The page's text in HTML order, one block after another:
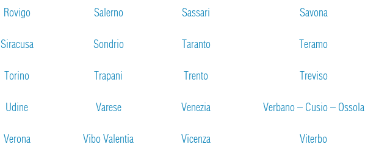
Rovigo Salerno Sassari Savona
Siracusa Sondrio Taranto Teramo
Torino Trapani Trento Treviso
Udine Varese Venezia Verbano – Cusio – Ossola
Verona Vibo Valentia Vicenza Viterbo